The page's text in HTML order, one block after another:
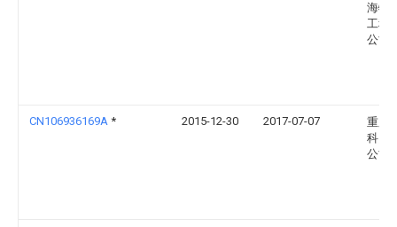
海特
工程
公司
CN106936169A * 2015-12-30 2017-07-07
重庆
科贸
公司